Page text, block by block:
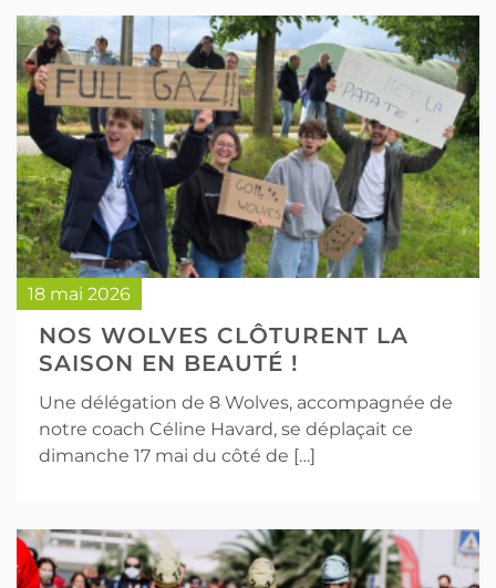
18 mai 2026
NOS WOLVES CLÔTURENT LA
SAISON EN BEAUTÉ !
Une délégation de 8 Wolves, accompagnée de
notre coach Céline Havard, se déplaçait ce
dimanche 17 mai du côté de […]